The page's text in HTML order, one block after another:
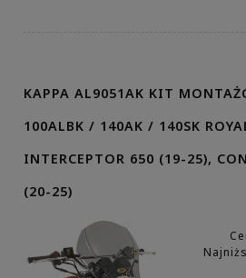
KAPPA AL9051AK KIT
100ALBK / 140AK / 140SK
INTERCEPTOR 650 (19-25),
(20-25)